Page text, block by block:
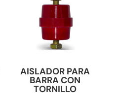
AISLADOR PARA
BARRA CON
TORNILLO